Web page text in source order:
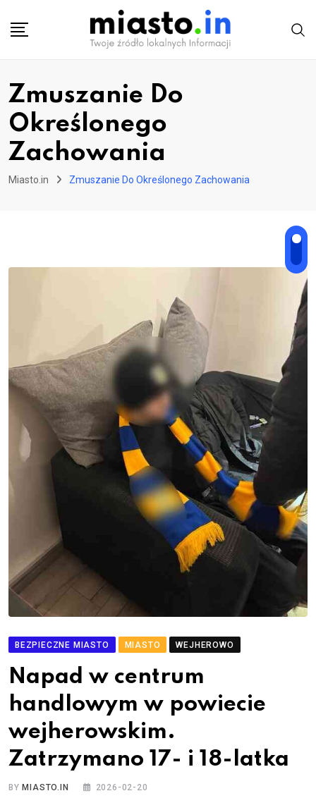
Zmuszanie Do
Określonego
Zachowania
Miasto.in Zmuszanie Do Określonego Zachowania
BEZPIECZNE MIASTO MIASTO WEJHEROWO
Napad w centrum
handlowym w powiecie
wejherowskim.
Zatrzymano 17- i 18-latka
BYMIASTO.IN 2026-02-20